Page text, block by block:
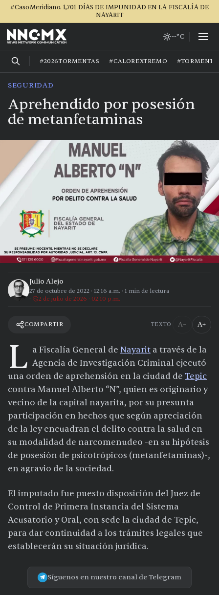
#CasoMeridiano. 1,701 DÍAS DE IMPUNIDAD EN LA FISCALÍA DE
NAYARIT
--°C
#2026TORMENTAS #CALOREXTREMO
SEGURIDAD
Aprehendido por posesión
de metanfetaminas
Julio Alejo
27 de octubre de 2022 · 12:16 a.m. · 1 min de lectura
2 de julio de 2026 · 02:10 p.m.
COMPARTIR TEXTO A− A+
L a Fiscalía General de Nayarit a través de la
Agencia de Investigación Criminal ejecutó
una orden de aprehensión en la ciudad de Tepic
contra Manuel Alberto “N”, quien es originario y
vecino de la capital nayarita, por su presunta
participación en hechos que según apreciación
de la ley encuadran el delito contra la salud en
su modalidad de narcomenudeo -en su hipótesis
de posesión de psicotrópicos (metanfetaminas)-,
en agravio de la sociedad.
El imputado fue puesto disposición del Juez de
Control de Primera Instancia del Sistema
Acusatorio y Oral, con sede la ciudad de Tepic,
para dar continuidad a los trámites legales que
establecerán su situación jurídica.
Síguenos en nuestro canal de Telegram